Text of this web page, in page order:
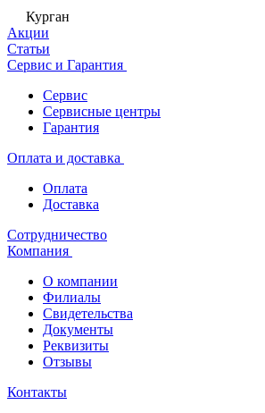
Курган
Акции
Статьи
Сервис и Гарантия
Сервис
Сервисные центры
Гарантия
Оплата и доставка
Оплата
Доставка
Сотрудничество
Компания
О компании
Филиалы
Свидетельства
Документы
Реквизиты
Отзывы
Контакты